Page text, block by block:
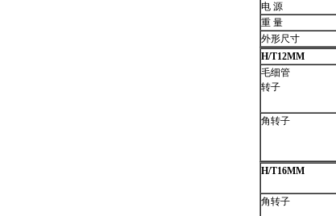
电 源
重 量
外形尺寸
H/T12MM
毛细管
转子
角转子
H/T16MM
角转子